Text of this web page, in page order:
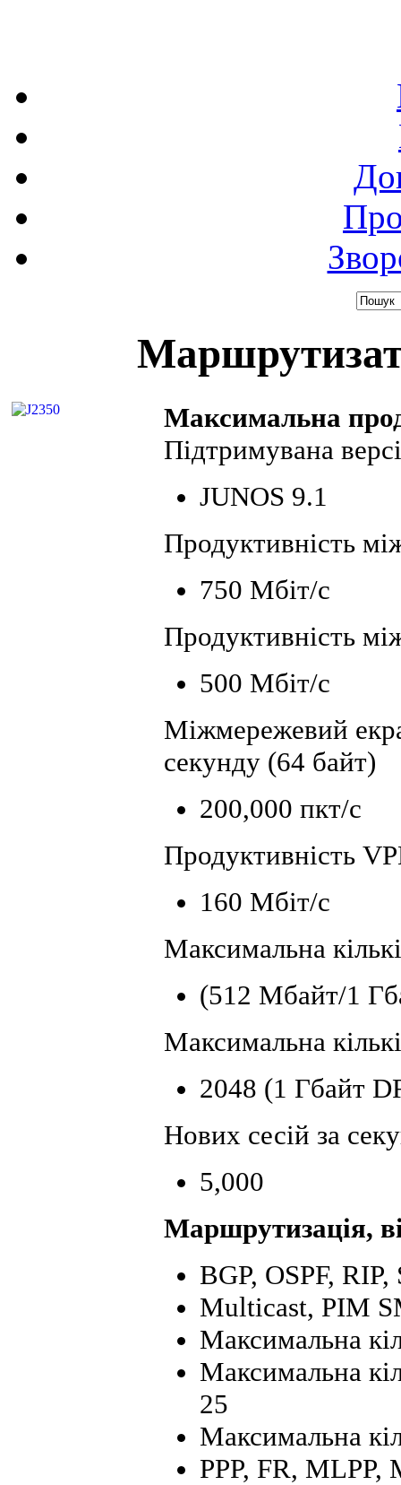
Максимальна
Підтримувана
JUNOS 9.1
Продуктивність
750 Мбіт/с
Продуктивність
500 Мбіт/с
Міжмережевий
секунду (64 байт)
200,000 пкт/с
Продуктивність
160 Мбіт/с
Максимальна
(512 Мбайт/1
Максимальна
2048 (1 Гбайт
Нових сесій за
5,000
Маршрутизація,
BGP, OSPF,
Multicast, PIM
Максимальна
Максимальна
25
Максимальна
PPP, FR,